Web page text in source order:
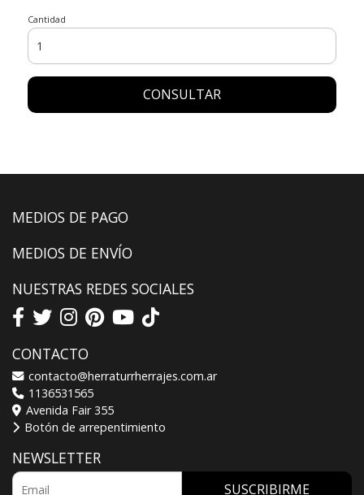
Cantidad
CONSULTAR
MEDIOS DE PAGO
MEDIOS DE ENVÍO
NUESTRAS REDES SOCIALES
CONTACTO
contacto@herraturrherrajes.com.ar
1136531565
Avenida Fair 355
Botón de arrepentimiento
NEWSLETTER
SUSCRIBIRME